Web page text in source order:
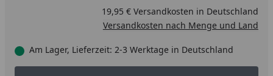
19,95 € Versandkosten in Deutschland
Versandkosten nach Menge und Land
Am Lager, Lieferzeit: 2-3 Werktage in Deutschland